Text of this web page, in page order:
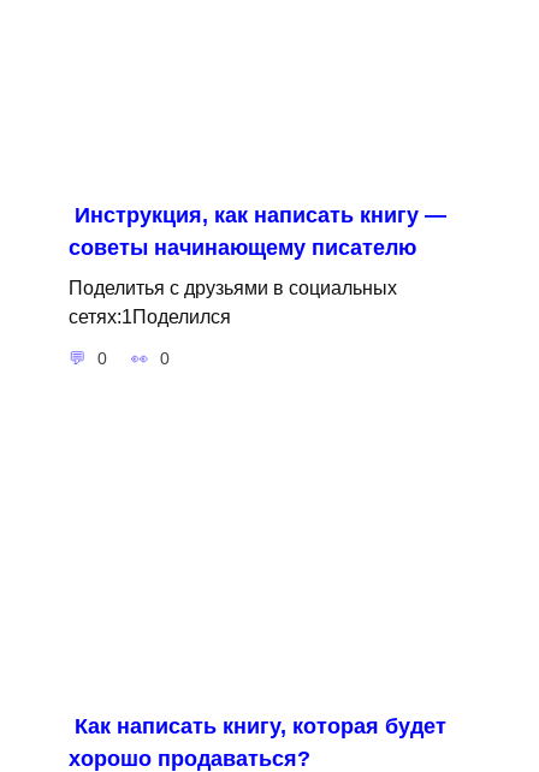
Инструкция, как написать книгу —
советы начинающему писателю
Поделитья с друзьями в социальных
сетях:1Поделился
0 0
Как написать книгу, которая будет
хорошо продаваться?